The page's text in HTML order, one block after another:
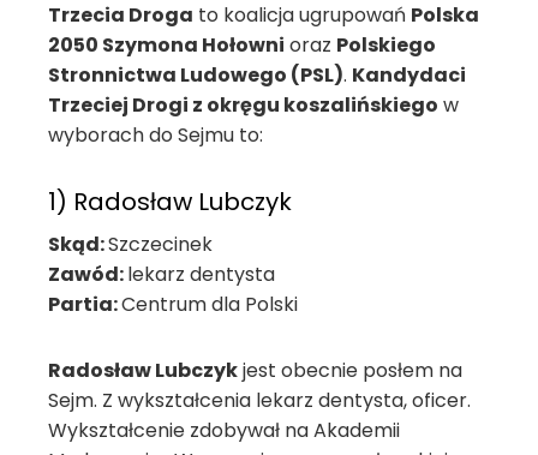
Trzecia Droga to koalicja ugrupowań Polska
2050 Szymona Hołowni oraz Polskiego
Stronnictwa Ludowego (PSL). Kandydaci
Trzeciej Drogi z okręgu koszalińskiego w
wyborach do Sejmu to:
1) Radosław Lubczyk
Skąd:Szczecinek
Zawód:lekarz dentysta
Partia:Centrum dla Polski
Radosław Lubczykjest obecnie posłem na
Sejm. Z wykształcenia lekarz dentysta, oficer.
Wykształcenie zdobywał na Akademii